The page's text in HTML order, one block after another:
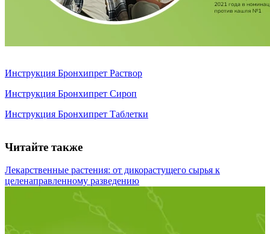
Инструкция Бронхипрет Раствор
Инструкция Бронхипрет Сироп
Инструкция Бронхипрет Таблетки
Читайте также
Лекарственные растения: от дикорастущего сырья к
целенаправленному разведению